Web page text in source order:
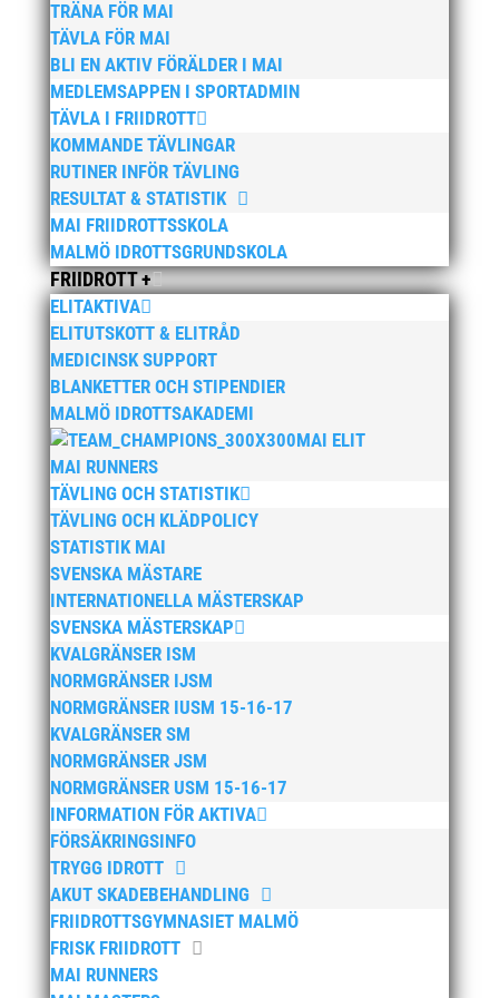
TRÄNA FÖR MAI
TÄVLA FÖR MAI
BLI EN AKTIV FÖRÄLDER I MAI
MEDLEMSAPPEN I SPORTADMIN
TÄVLA I FRIIDROTT
KOMMANDE TÄVLINGAR
RUTINER INFÖR TÄVLING
RESULTAT & STATISTIK
MAI FRIIDROTTSSKOLA
MALMÖ IDROTTSGRUNDSKOLA
FRIIDROTT +
ELITAKTIVA
ELITUTSKOTT & ELITRÅD
MEDICINSK SUPPORT
BLANKETTER OCH STIPENDIER
MALMÖ IDROTTSAKADEMI
MAI ELIT
MAI RUNNERS
TÄVLING OCH STATISTIK
TÄVLING OCH KLÄDPOLICY
STATISTIK MAI
SVENSKA MÄSTARE
INTERNATIONELLA MÄSTERSKAP
SVENSKA MÄSTERSKAP
KVALGRÄNSER ISM
NORMGRÄNSER IJSM
NORMGRÄNSER IUSM 15-16-17
KVALGRÄNSER SM
NORMGRÄNSER JSM
NORMGRÄNSER USM 15-16-17
INFORMATION FÖR AKTIVA
FÖRSÄKRINGSINFO
TRYGG IDROTT
AKUT SKADEBEHANDLING
FRIIDROTTSGYMNASIET MALMÖ
FRISK FRIIDROTT
MAI RUNNERS
Bilder från MAI Årsmöte 2026
Wictor i galacentrum – sedan blir det Pallasspelen
januari, 2026
Lasse Johnssons livsgärning hyllad på Friidrottsgalan
28 januari, 2026
maj 2026
april 2026
januari 2026
december 2025
november 2025
oktober 2025
augusti 2025
juli 2025
april 2025
mars 2025
januari 2025
oktober 2024
september 2024
augusti 2024
juni 2024
april 2024
mars 2024
februari 2024
januari 2024
december 2023
maj 2023
april 2023
januari 2023
november 2022